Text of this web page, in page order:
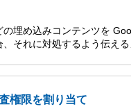
埋め込みコンテンツを
それに対処するよう伝え
権限を割り当て